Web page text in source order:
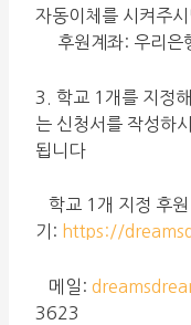
자동이체를 시켜주시
후원계좌: 우리은
3. 학교 1개를 지정
는 신청서를 작성하
됩니다
학교 1개 지정 후
기: https://
메일:
3623